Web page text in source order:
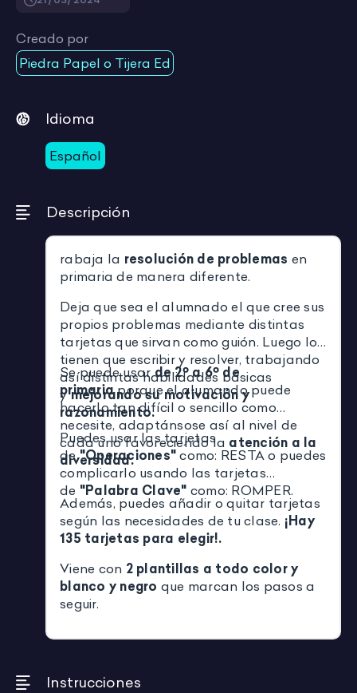
Creado por
Piedra Papel o Tijera Ed
Idioma
Español
Descripción
rabaja la resolución de problemas en
primaria de manera diferente.
Deja que sea el alumnado el que cree sus
propios problemas mediante distintas
tarjetas que sirvan como guión. Luego lo
tienen que escribir y resolver, trabajando
así distintas habilidades básicas
ymejorando su motivación y
razonamiento.
Se puede usarde 2º a 6º de
primariaporque el alumando puede
hacerlo tan difícil o sencillo como
necesite, adaptánsose así al nivel de
cada uno favoreciendo la atención a la
diversidad.
Puedes usar las tarjetas
de"Operaciones"como: RESTA o puedes
complicarlo usando las tarjetas
de "Palabra Clave" como: ROMPER.
Además, puedes añadir o quitar tarjetas
según las necesidades de tu clase. ¡Hay
135 tarjetas para elegir!.
Viene con 2 plantillas a todo color y
blanco y negro que marcan los pasos a
seguir.
Instrucciones